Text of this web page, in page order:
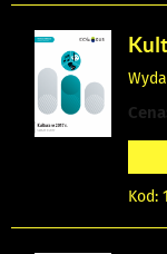
Kod: